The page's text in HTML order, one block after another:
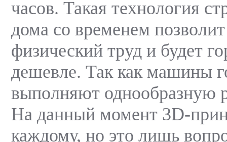
часов. Такая технология
дома со временем
физический труд и будет
дешевле. Так как машины
выполняют однообразную
На данный момент 3D-
каждому, но это лишь